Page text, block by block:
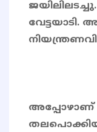
അപ്പോഴാണ്